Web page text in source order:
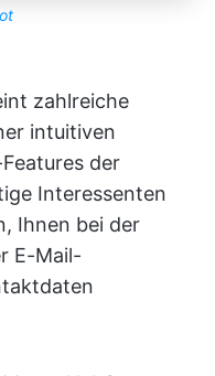
zahlreiche
intuitiven
der
Interessenten
Ihnen bei der
E-Mail-